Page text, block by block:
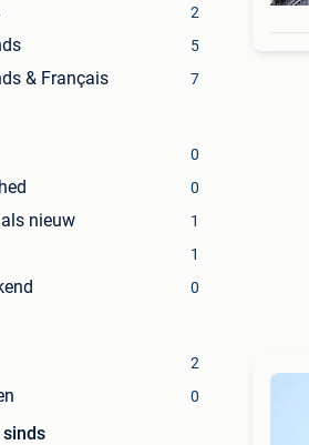
2
5
& Français 7
0
0
nieuw 1
1
0
2
0